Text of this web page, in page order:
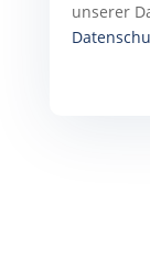
unserer